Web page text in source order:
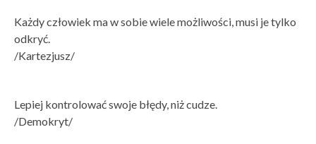
Każdy człowiek ma w sobie wiele możliwości, musi je tylko
odkryć.
/Kartezjusz/
Lepiej kontrolować swoje błędy, niż cudze.
/Demokryt/